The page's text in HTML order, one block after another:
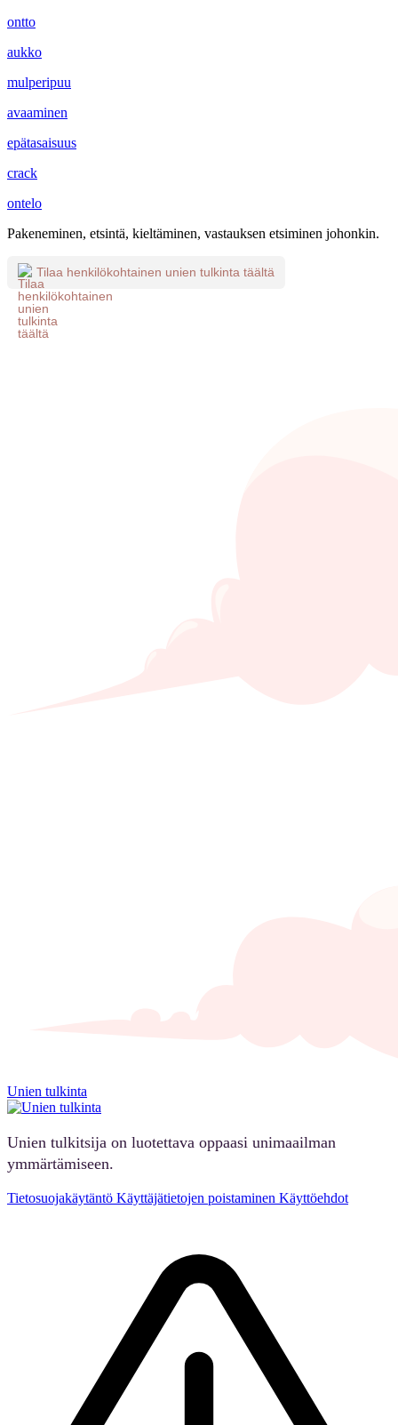
ontto
aukko
mulperipuu
avaaminen
epätasaisuus
crack
ontelo
Pakeneminen, etsintä, kieltäminen, vastauksen etsiminen johonkin.
Tilaa henkilökohtainen unien tulkinta täältä
Unien tulkinta
Unien tulkitsija on luotettava oppaasi unimaailman
ymmärtämiseen.
Tietosuojakäytäntö Käyttäjätietojen poistaminen Käyttöehdot